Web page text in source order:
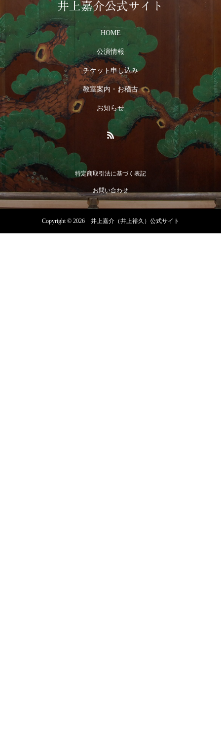
井上嘉介公式サイト
HOME
公演情報
チケット申し込み
教室案内・お稽古
お知らせ
特定商取引法に基づく表記
お問い合わせ
Copyright © 2026 井上嘉介（井上裕久）公式サイト